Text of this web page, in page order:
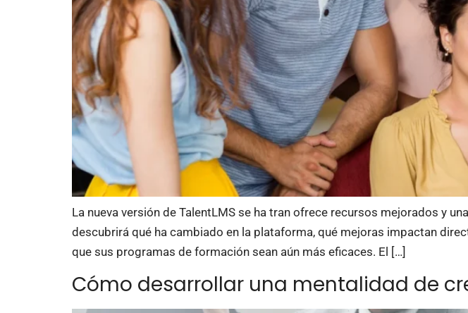
La nueva versión de TalentLMS se ha tran ofrece recursos mejorados y
descubrirá qué ha cambiado en la plataforma, qué mejoras impactan
que sus programas de formación sean aún más eficaces. El […]
Cómo desarrollar una mentalidad de